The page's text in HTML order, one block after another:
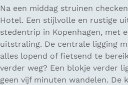
Na een middag struinen
Hotel. Een stijlvolle en rustige
stedentrip in Kopenhagen, met
uitstraling. De centrale ligging
alles lopend of fietsend te
verder weg? Een blokje verder
geen vijf minuten wandelen. De